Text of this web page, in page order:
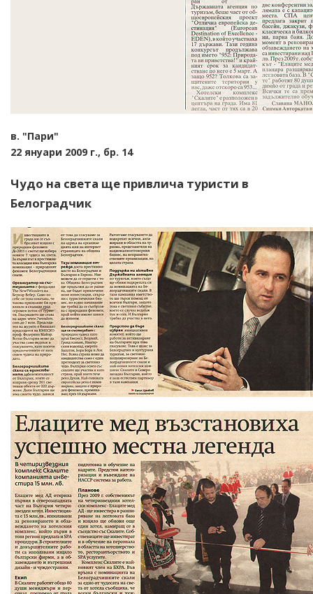
в. "Пари"
22 януари 2009 г., бр. 14
Чудо на света ще привлича туристи в
Белоградчик